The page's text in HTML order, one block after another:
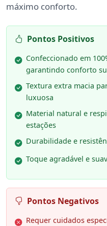
máximo conforto.
Pontos Positivos
Confeccionado em
garantindo conforto
Textura extra macia
luxuosa
Material natural e
estações
Durabilidade e
Toque agradável e
Pontos Negativos
Requer cuidados